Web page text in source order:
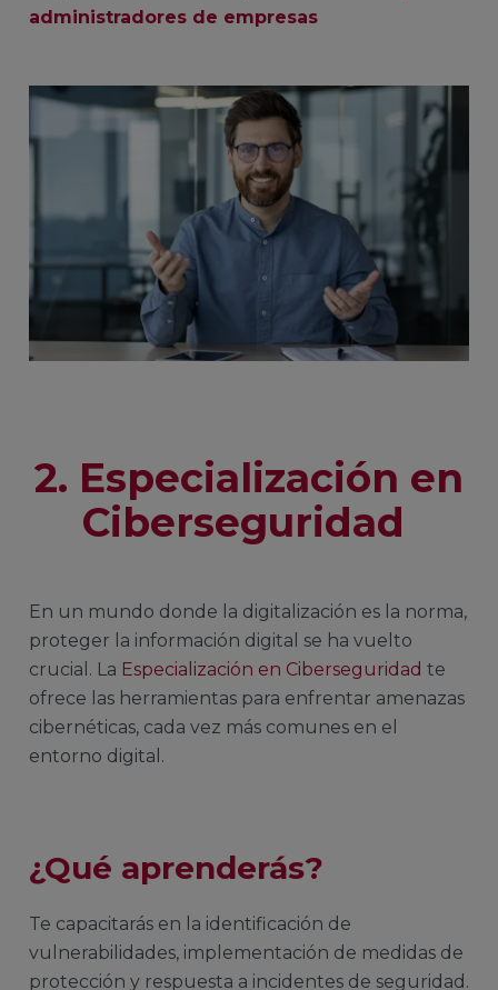
administradores de empresas
2. Especialización en
Ciberseguridad
En un mundo donde la digitalización es la norma,
proteger la información digital se ha vuelto
crucial. La Especialización en Ciberseguridad te
ofrece las herramientas para enfrentar amenazas
cibernéticas, cada vez más comunes en el
entorno digital.
¿Qué aprenderás?
Te capacitarás en la identificación de
vulnerabilidades, implementación de medidas de
protección y respuesta a incidentes de seguridad.